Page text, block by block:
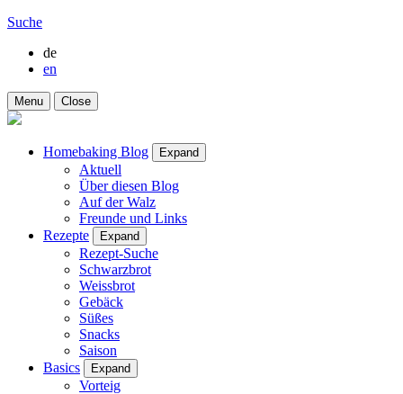
Suche
de
en
Menu Close
Homebaking Blog Expand
Aktuell
Über diesen Blog
Auf der Walz
Freunde und Links
Rezepte
Expand
Rezept-Suche
Schwarzbrot
Weissbrot
Gebäck
Süßes
Snacks
Saison
Basics
Expand
Vorteig